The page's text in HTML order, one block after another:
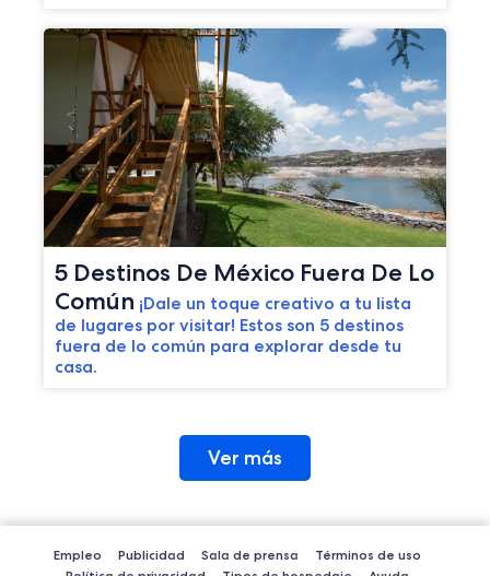
5 Destinos De México Fuera De Lo
Común ¡Dale un toque creativo a tu lista
de lugares por visitar! Estos son 5 destinos
fuera de lo común para explorar desde tu
casa.
Ver más
Empleo Publicidad Sala de prensa
Términos de uso